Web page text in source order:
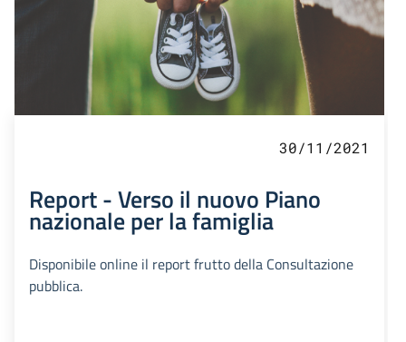
30/11/2021
Report - Verso il nuovo Piano
nazionale per la famiglia
Disponibile online il report frutto della Consultazione
pubblica.